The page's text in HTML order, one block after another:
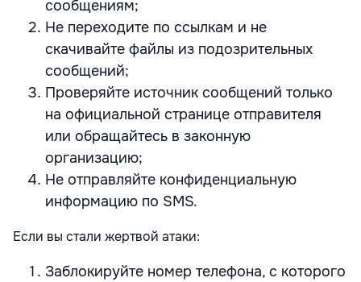
сообщениям;
Не переходите по ссылкам и не
скачивайте файлы из подозрительных
сообщений;
Проверяйте источник сообщений только
на официальной странице отправителя
или обращайтесь в законную
организацию;
Не отправляйте конфиденциальную
информацию по SMS.
Если вы стали жертвой атаки:
Заблокируйте номер телефона, с которого